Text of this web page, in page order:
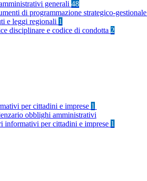
generali 48
di programmazione strategico-gestionale
e leggi regionali 1
disciplinare e codice di condotta 2
per cittadini e imprese 1
obblighi amministrativi
informativi per cittadini e imprese 1